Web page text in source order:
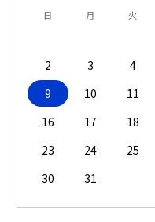
日 月 火
2
3 4
9
10 11
16
17 18
23
24 25
30
31